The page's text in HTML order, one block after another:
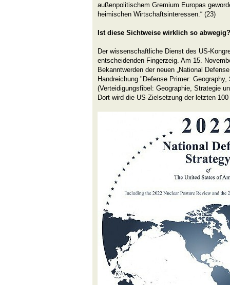
außenpolitischem Gremium Europas
heimischen Wirtschaftsinteressen.“ (23)
Ist diese Sichtweise wirklich so abwegig?
Der wissenschaftliche Dienst des US-
entscheidenden Fingerzeig. Am 15.
Bekanntwerden der neuen „National
Handreichung "Defense Primer:
(Verteidigungsfibel: Geographie, Strategie
Dort wird die US-Zielsetzung der letzten